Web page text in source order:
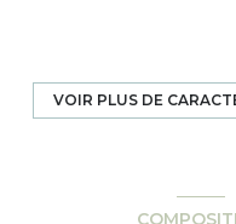
(gaz)
VOIR PLUS DE